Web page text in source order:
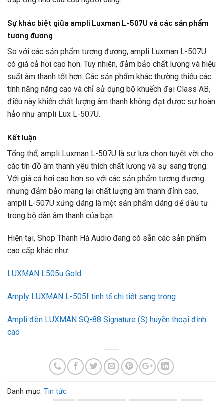
Sự khác biệt giữa ampli Luxman L-507U và các sản phẩm
tương đương
So với các sản phẩm tương đương, ampli Luxman L-507U
có giá cả hơi cao hơn. Tuy nhiên, đảm bảo chất lượng và hiệu
suất âm thanh tốt hơn. Các sản phẩm khác thường thiếu các
tính năng nâng cao và chỉ sử dụng bộ khuếch đại Class AB,
điều này khiến chất lượng âm thanh không đạt được sự hoàn
hảo như ampli Lux L-507U.
Kết luận
Tổng thể, ampli Luxman L-507U là sự lựa chọn tuyệt vời cho
các tín đồ âm thanh yêu thích chất lượng và sự sang trọng.
Với giá cả hơi cao hơn so với các sản phẩm tương đương
nhưng đảm bảo mang lại chất lượng âm thanh đỉnh cao,
ampli L-507U xứng đáng là một sản phẩm đáng để đầu tư
trong bộ dàn âm thanh của bạn.
Hiện tại, Shop Thanh Hà Audio đang có sẵn các sản phẩm
cao cấp khác như:
LUXMAN L505u Gold
Amply LUXMAN L-505f tinh tế chi tiết sang trọng
Ampli đèn LUXMAN SQ-88 Signature (S) huyền thoại đỉnh
cao
Danh mục: Tin tức